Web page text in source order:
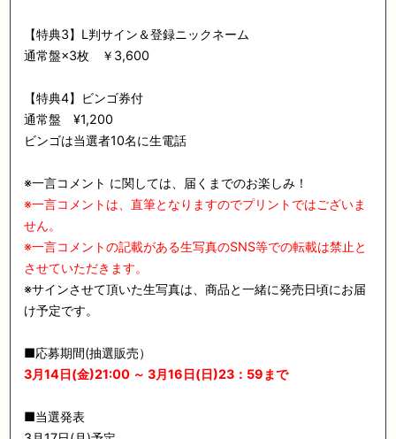
【特典3】L判サイン＆登録ニックネーム
通常盤×3枚 ￥3,600
【特典4】ビンゴ券付
通常盤 ¥1,200
ビンゴは当選者10名に生電話
※一言コメント に関しては、届くまでのお楽しみ！
※一言コメントは、直筆となりますのでプリントではございま
せん。
※一言コメントの記載がある生写真のSNS等での転載は禁止と
させていただきます。
※サインさせて頂いた生写真は、商品と一緒に発売日頃にお届
け予定です。
■応募期間(抽選販売）
3月14日(金)21:00 ～ 3月16日(日)23：59まで
■当選発表